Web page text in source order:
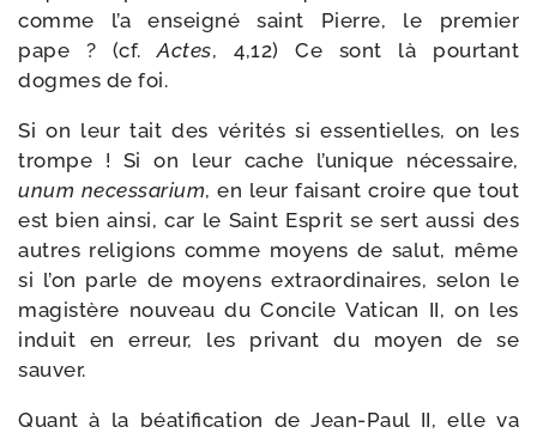
comme l’a ensei­gné saint Pierre, le pre­mier
pape ? (cf.Actes, 4,12) Ce sont là pour­tant
dogmes de foi.
Si on leur tait des véri­tés si essen­tielles, on les
trompe ! Si on leur cache l’unique néces­saire,
unum neces­sa­rium, en leur fai­sant croire que tout
est bien ain­si, car le Saint Esprit se sert aus­si des
autres reli­gions comme moyens de salut, même
si l’on parle de moyens extra­or­di­naires, selon le
magis­tère nou­veau du Concile Vatican II, on les
induit en erreur, les pri­vant du moyen de se
sauver.
Quant à la béa­ti­fi­ca­tion de Jean-​Paul II, elle va